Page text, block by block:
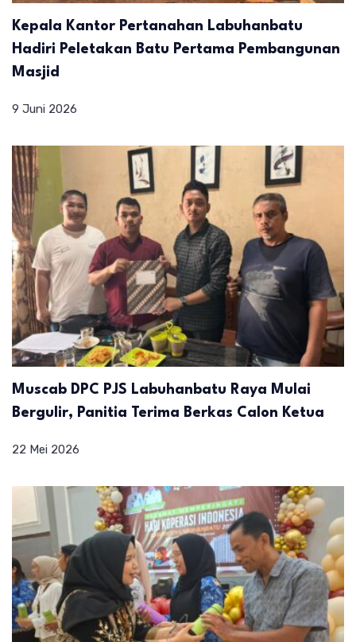
Kepala Kantor Pertanahan Labuhanbatu
Hadiri Peletakan Batu Pertama Pembangunan
Masjid
9 Juni 2026
Muscab DPC PJS Labuhanbatu Raya Mulai
Bergulir, Panitia Terima Berkas Calon Ketua
22 Mei 2026